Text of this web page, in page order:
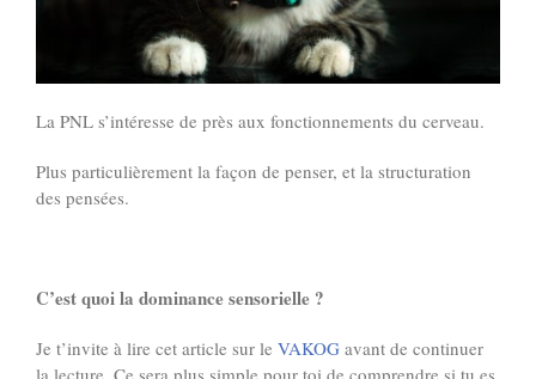
La PNL s’intéresse de près aux fonctionnements du cerveau.
Plus particulièrement la façon de penser, et la structuration
des pensées.
C’est quoi la dominance sensorielle ?
Je t’invite à lire cet article sur le VAKOG avant de continuer
la lecture. Ce sera plus simple pour toi de comprendre si tu es